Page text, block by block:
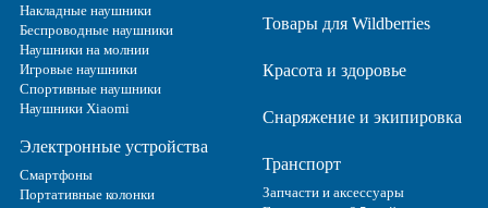
Накладные наушники
Беспроводные наушники
Наушники на молнии
Игровые наушники
Спортивные наушники
Наушники Xiaomi
Электронные устройства
Смартфоны
Портативные колонки
Товары для Wildberries
Красота и здоровье
Снаряжение и экипировка
Транспорт
Запчасти и аксессуары